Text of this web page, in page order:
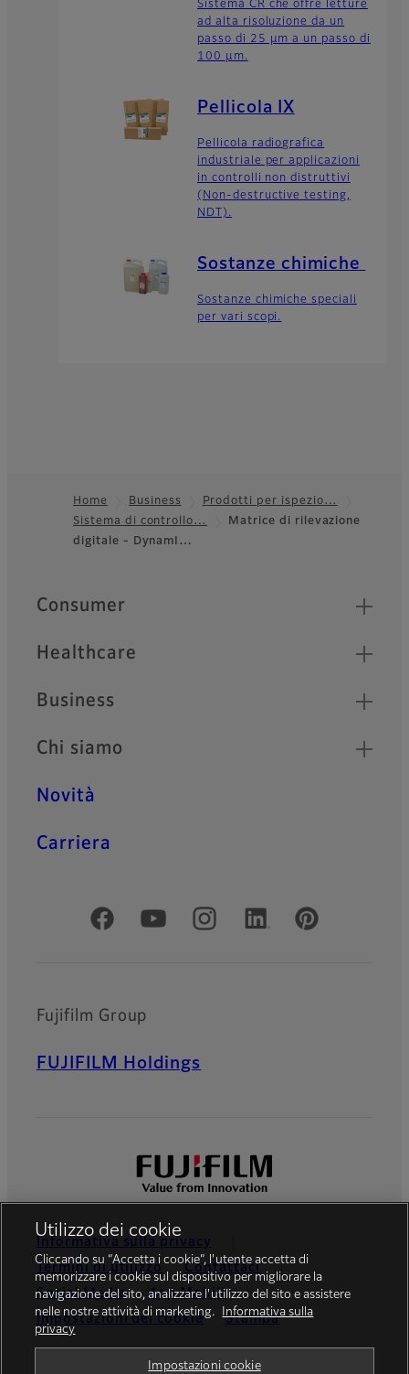
Sistema CR che offre letture
ad alta risoluzione da un
passo di 25 μm a un passo di
100 μm.
Pellicola IX
Pellicola radiografica
industriale per applicazioni
in controlli non distruttivi
(Non-destructive testing,
NDT).
Sostanze chimiche
Sostanze chimiche speciali
per vari scopi.
Footer
Home Business
Prodotti per ispezio…
Sistema di controllo…
Matrice di rilevazione
digitale - DynamI…
Quick Links
Consumer
Healthcare
Business
Chi siamo
Novità
Carriera
Social media ufficiali
Fujifilm Group
FUJIFILM Holdings
Informativa sulla privacy
Termini di utilizzo
Contattaci
Social Media
App Mobili
Impostazioni dei cookie
Stampa
Utilizzo dei cookie
Cliccando su “Accetta i cookie”, l'utente accetta di
memorizzare i cookie sul dispositivo per migliorare la
navigazione del sito, analizzare l'utilizzo del sito e assistere
nelle nostre attività di marketing.
Informativa sulla
privacy
Impostazioni cookie